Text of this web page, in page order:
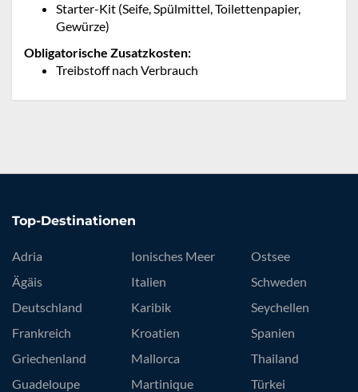
Starter-Kit (Seife, Spülmittel, Toilettenpapier,
Gewürze)
Obligatorische Zusatzkosten:
Treibstoff nach Verbrauch
Top-Destinationen
Adria
Ägäis
Deutschland
Frankreich
Griechenland
Guadeloupe
Ionisches Meer
Italien
Karibik
Kroatien
Mallorca
Martinique
Ostsee
Schweden
Seychellen
Spanien
Thailand
Türkei